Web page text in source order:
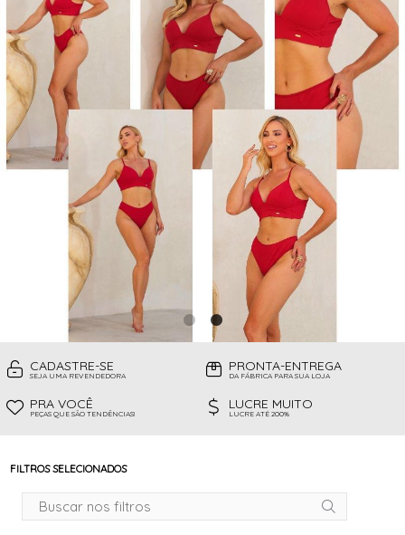
TOP
CINTAS
CONJUNTO DE LINGERIE SEM BOJO
FITNESS
MEIAS
PIJAMAS INFANTIL
PIJAMAS INVERNO
PIJAMAS VERÃO
TODOS DE PROMOÇÕES
CADASTRE-SE
SEJA UMA REVENDEDORA
PRONTA-ENTREGA
DA FÁBRICA PARA SUA LOJA
PRA VOCÊ
PEÇAS QUE SÃO TENDÊNCIAS!
LUCRE MUITO
LUCRE ATÉ 200%
FILTROS SELECIONADOS